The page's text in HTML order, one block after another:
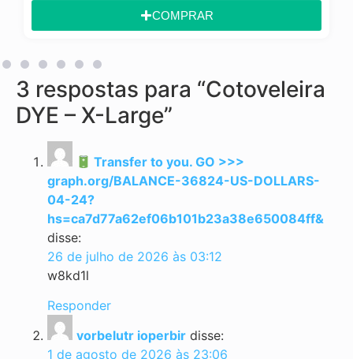
3 respostas para “Cotoveleira
DYE – X-Large”
Transfer to you. GO >>>
graph.org/BALANCE-36824-US-DOLLARS-
04-24?
hs=ca7d77a62ef06b101b23a38e650084ff&
disse:
26 de julho de 2026 às 03:12
w8kd1l
Responder
vorbelutr ioperbir disse:
1 de agosto de 2026 às 23:06